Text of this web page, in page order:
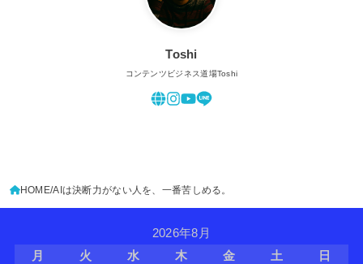
Toshi
コンテンツビジネス道場Toshi
HOME AIは決断力がない人を、一番苦しめる。
2026年8月
月
火 水 木 金 土
日